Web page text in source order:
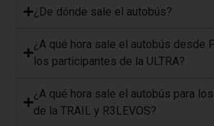
¿De dónde sale el autobús?
¿A qué hora sale el autobús desde
los participantes de la ULTRA?
¿A qué hora sale el autobús para
de la TRAIL y R3LEVOS?